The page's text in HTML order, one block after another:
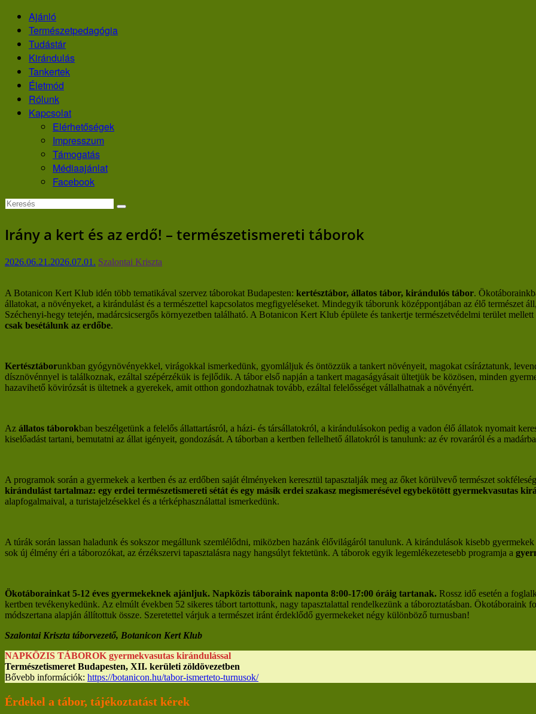
Skip
content
Ajánló
Természetpedagógia
Tudástár
Kirándulás
Tankertek
Életmód
Rólunk
Kapcsolat
Elérhetőségek
Impresszum
Támogatás
Médiaajánlat
Facebook
Irány a kert és az erdő! – természetismereti táborok
2026.06.21.2026.07.01. Szalontai Kriszta
A Botanicon Kert Klub idén több tematikával szervez táborokat Budapesten: kertésztábor, állatos tábor, kirándulós tábor.
állatokat, a növényeket, a kirándulást és a természettel kapcsolatos megfigyeléseket. Mindegyik táborunk középpontjában az élő természet
Széchenyi-hegy tetején, madárcsicsergős környezetben található. A Botanicon Kert Klub épülete és tankertje természetvédelmi terület
csak besétálunk az erdőbe.
Kertésztáborunkban gyógynövényekkel, virágokkal ismerkedünk, gyomláljuk és öntözzük a tankert növényeit, magokat csíráztatunk,
dísznövénnyel is találkoznak, ezáltal szépérzékük is fejlődik. A tábor első napján a tankert magaságyásait ültetjük be közösen, minden
hazavihető kövirózsát is ültetnek a gyerekek, amit otthon gondozhatnak tovább, ezáltal felelősséget vállalhatnak a növényért.
Az állatos táborokban beszélgetünk a felelős állattartásról, a házi- és társállatokról, a kirándulásokon pedig a vadon élő állatok nyomait
kiselőadást tartani, bemutatni az állat igényeit, gondozását. A táborban a kertben fellelhető állatokról is tanulunk: az év rovaráról és a
A programok során a gyermekek a kertben és az erdőben saját élményeken keresztül tapasztalják meg az őket körülvevő természet
kirándulást tartalmaz: egy erdei természetismereti sétát és egy másik erdei szakasz megismerésével egybekötött gyermekvasutas
alapfogalmaival, a turistajelzésekkel és a térképhasználattal ismerkedünk.
A túrák során lassan haladunk és sokszor megállunk szemlélődni, miközben hazánk élővilágáról tanulunk. A kirándulások kisebb
sok új élmény éri a táborozókat, az érzékszervi tapasztalásra nagy hangsúlyt fektetünk. A táborok egyik legemlékezetesebb programja a
Ökotáborainkat 5-12 éves gyermekeknek ajánljuk. Napközis táboraink naponta 8:00-17:00 óráig tartanak. Rossz idő esetén a
kertben tevékenykedünk. Az elmúlt években 52 sikeres tábort tartottunk, nagy tapasztalattal rendelkezünk a táboroztatásban. Ökotáboraink
módszertana alapján állítottuk össze. Szeretettel várjuk a természet iránt érdeklődő gyermekeket négy különböző turnusban!
Szalontai Kriszta táborvezető, Botanicon Kert Klub
NAPKÖZIS TÁBOROK gyermekvasutas kirándulással
Természetismeret Budapesten, XII. kerületi zöldövezetben
Bővebb információk: https://botanicon.hu/tabor-ismerteto-turnusok/
Érdekel a tábor, tájékoztatást kérek